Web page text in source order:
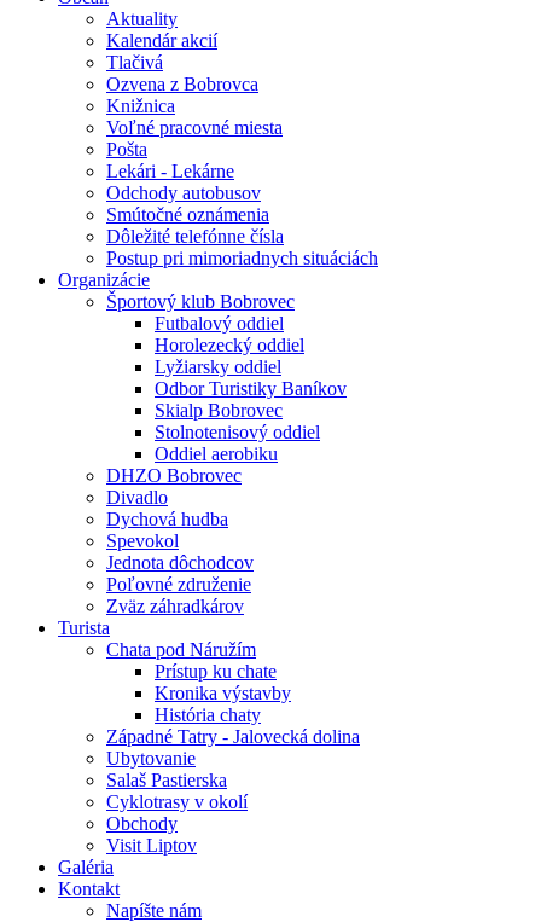
Aktuality
Kalendár akcií
Tlačivá
Ozvena z Bobrovca
Knižnica
Voľné pracovné miesta
Pošta
Lekári - Lekárne
Odchody autobusov
Smútočné oznámenia
Dôležité telefónne čísla
Postup pri mimoriadnych situáciách
Organizácie
Športový klub Bobrovec
Futbalový oddiel
Horolezecký oddiel
Lyžiarsky oddiel
Odbor Turistiky Baníkov
Skialp Bobrovec
Stolnotenisový oddiel
Oddiel aerobiku
DHZO Bobrovec
Divadlo
Dychová hudba
Spevokol
Jednota dôchodcov
Poľovné združenie
Zväz záhradkárov
Turista
Chata pod Náružím
Prístup ku chate
Kronika výstavby
História chaty
Západné Tatry - Jalovecká dolina
Ubytovanie
Salaš Pastierska
Cyklotrasy v okolí
Obchody
Visit Liptov
Galéria
Kontakt
Napíšte nám